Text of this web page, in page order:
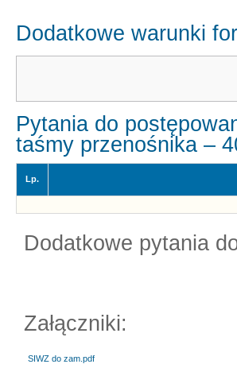
Dodatkowe warunki
Pytania do
taśmy przenośnika –
Lp.
Dodatkowe pytania
Załączniki:
SIWZ do zam.pdf